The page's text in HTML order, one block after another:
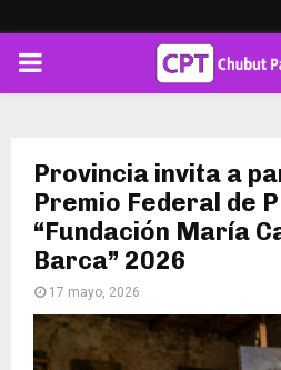
PRIMARY
Provincia invita a
Premio Federal de
“Fundación María
Barca” 2026
17 mayo, 2026